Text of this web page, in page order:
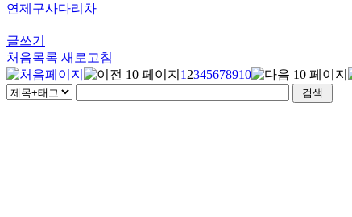
연제구사다리차
글쓰기
처음목록 새로고침
1 2345678910